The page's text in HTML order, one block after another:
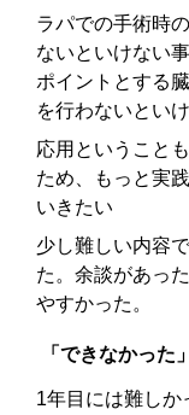
ラパでの手術時
ないといけない
ポイントとする
を行わないとい
応用ということ
ため、もっと実
いきたい
少し難しい内容
た。余談があっ
やすかった。
「できなかっ
1年目には難しか